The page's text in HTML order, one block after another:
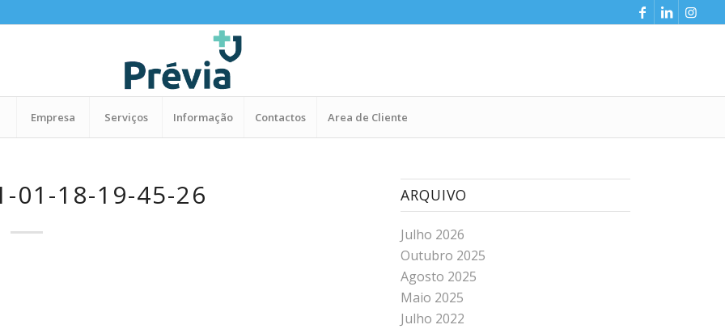
Empresa Serviços Informação Contactos Area de Cliente
01-18-19-45-26 ARQUIVO
Julho 2026
Outubro 2025
Agosto 2025
Maio 2025
Julho 2022